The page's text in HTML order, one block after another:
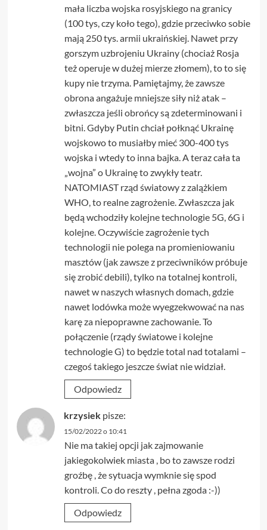
mała liczba wojska rosyjskiego na granicy
(100 tys, czy koło tego), gdzie przeciwko sobie
mają 250 tys. armii ukraińskiej. Nawet przy
gorszym uzbrojeniu Ukrainy (chociaż Rosja
też operuje w dużej mierze złomem), to to się
kupy nie trzyma. Pamiętajmy, że zawsze
obrona angażuje mniejsze siły niż atak –
zwłaszcza jeśli obrońcy są zdeterminowani i
bitni. Gdyby Putin chciał połknąć Ukrainę
wojskowo to musiałby mieć 300-400 tys
wojska i wtedy to inna bajka. A teraz cała ta
„wojna” o Ukrainę to zwykły teatr.
NATOMIAST rząd światowy z zalążkiem
WHO, to realne zagrożenie. Zwłaszcza jak
będą wchodziły kolejne technologie 5G, 6G i
kolejne. Oczywiście zagrożenie tych
technologii nie polega na promieniowaniu
masztów (jak zawsze z przeciwników próbuje
się zrobić debili), tylko na totalnej kontroli,
nawet w naszych własnych domach, gdzie
nawet lodówka może wyegzekwować na nas
karę za niepoprawne zachowanie. To
połączenie (rządy światowe i kolejne
technologie G) to będzie total nad totalami –
czegoś takiego jeszcze świat nie widział.
Odpowiedz
krzysiek pisze:
15/02/2022 o 10:41
Nie ma takiej opcji jak zajmowanie
jakiegokolwiek miasta , bo to zawsze rodzi
groźbę , że sytuacja wymknie się spod
kontroli. Co do reszty , pełna zgoda :-))
Odpowiedz